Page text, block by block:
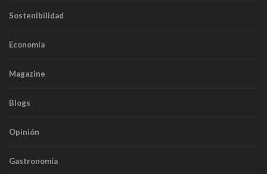
Sostenibilidad
Economía
Magazine
Blogs
Opinión
Gastronomía